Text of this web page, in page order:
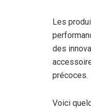
Les
des
précoces.
Voici